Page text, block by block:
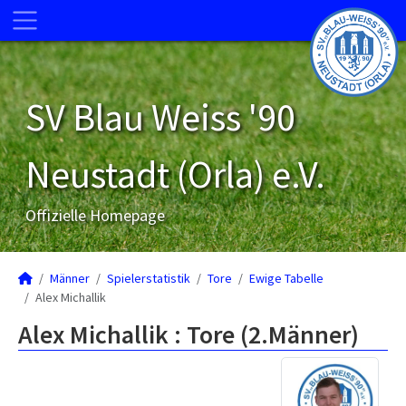
SV Blau Weiss '90
Neustadt (Orla) e.V.
Offizielle Homepage
Männer Spielerstatistik Tore
Ewige Tabelle
Alex Michallik
Alex Michallik : Tore (2.Männer)